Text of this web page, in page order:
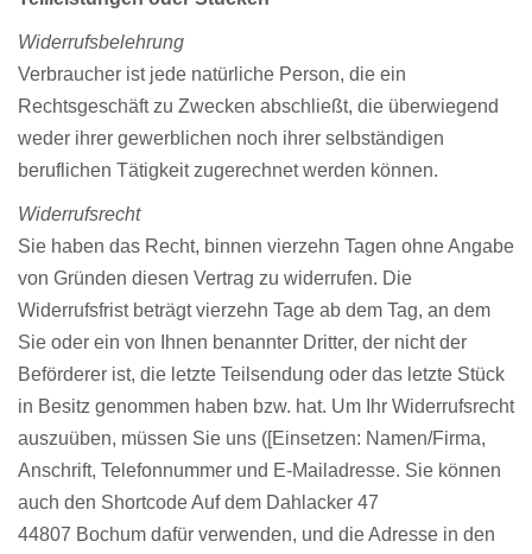
Widerrufsbelehrung
Verbraucher ist jede natürliche Person, die ein
Rechtsgeschäft zu Zwecken abschließt, die überwiegend
weder ihrer gewerblichen noch ihrer selbständigen
beruflichen Tätigkeit zugerechnet werden können.
Widerrufsrecht
Sie haben das Recht, binnen vierzehn Tagen ohne Angabe
von Gründen diesen Vertrag zu widerrufen. Die
Widerrufsfrist beträgt vierzehn Tage ab dem Tag, an dem
Sie oder ein von Ihnen benannter Dritter, der nicht der
Beförderer ist, die letzte Teilsendung oder das letzte Stück
in Besitz genommen haben bzw. hat. Um Ihr Widerrufsrecht
auszuüben, müssen Sie uns ([Einsetzen: Namen/Firma,
Anschrift, Telefonnummer und E-Mailadresse. Sie können
auch den Shortcode Auf dem Dahlacker 47
44807 Bochum dafür verwenden, und die Adresse in den